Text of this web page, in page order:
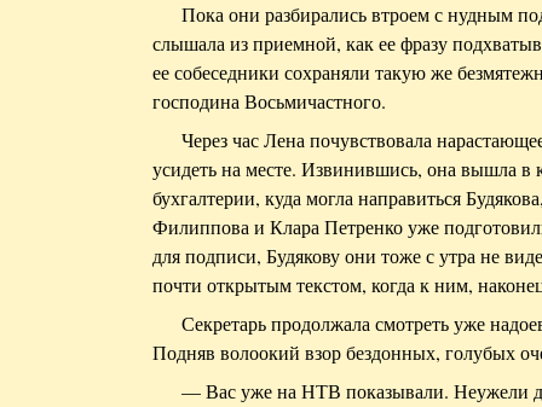
Пока они разбирались втроем с нудным
слышала из приемной, как ее фразу
ее собеседники сохраняли такую же
господина Восьмичастного.
Через час Лена почувствовала
усидеть на месте. Извинившись, она вышла в
бухгалтерии, куда могла направиться
Филиппова и Клара Петренко уже
для подписи, Будякову они тоже с утра не
почти открытым текстом, когда к ним,
Секретарь продолжала смотреть уже
Подняв волоокий взор бездонных, голубых
— Вас уже на НТВ показывали. Неужели